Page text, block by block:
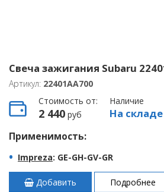
Свеча зажигания Subaru
Артикул: 22401AA700
Стоимость от:
2 440 руб
Наличие
На
Применимость:
Impreza: GE-GH-GV-GR
Добавить Подробнее